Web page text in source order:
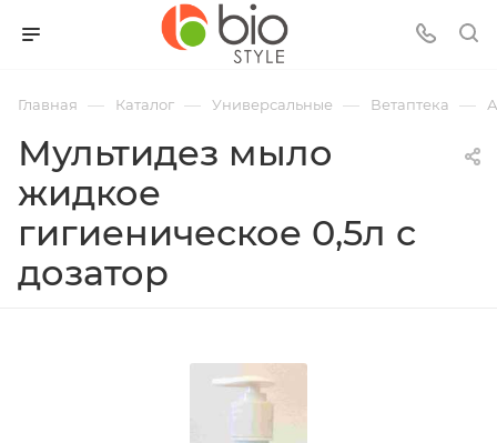
Главная — Каталог — Универсальные — Ветаптека —
Мультидез мыло
жидкое
гигиеническое 0,5л с
дозатор